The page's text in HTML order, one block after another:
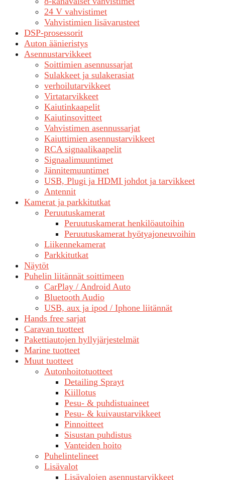
24 V vahvistimet
Vahvistimien lisävarusteet
DSP-prosessorit
Auton äänieristys
Asennustarvikkeet
Soittimien asennussarjat
Sulakkeet ja sulakerasiat
verhoilutarvikkeet
Virtatarvikkeet
Kaiutinkaapelit
Kaiutinsovitteet
Vahvistimen asennussarjat
Kaiuttimien asennustarvikkeet
RCA signaalikaapelit
Signaalimuuntimet
Jännitemuuntimet
USB, Plugi ja HDMI johdot ja tarvikkeet
Antennit
Kamerat ja parkkitutkat
Peruutuskamerat
Peruutuskamerat henkilöautoihin
Peruutuskamerat hyötyajoneuvoihin
Liikennekamerat
Parkkitutkat
Näytöt
Puhelin liitännät soittimeen
CarPlay / Android Auto
Bluetooth Audio
USB, aux ja ipod / Iphone liitännät
Hands free sarjat
Caravan tuotteet
Pakettiautojen hyllyjärjestelmät
Marine tuotteet
Muut tuotteet
Autonhoitotuotteet
Detailing Sprayt
Kiillotus
Pesu- & puhdistuaineet
Pesu- & kuivaustarvikkeet
Pinnoitteet
Sisustan puhdistus
Vanteiden hoito
Puhelintelineet
Lisävalot
Lisävalojen asennustarvikkeet